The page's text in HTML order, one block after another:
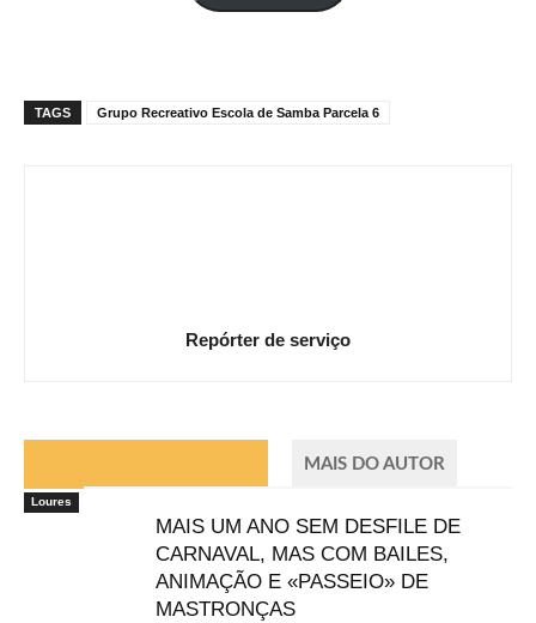
TAGS Grupo Recreativo Escola de Samba Parcela 6
Repórter de serviço
MAIS DO AUTOR
Loures
MAIS UM ANO SEM DESFILE DE
CARNAVAL, MAS COM BAILES,
ANIMAÇÃO E «PASSEIO» DE
MASTRONÇAS